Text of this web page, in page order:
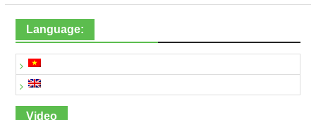
Language:
Video